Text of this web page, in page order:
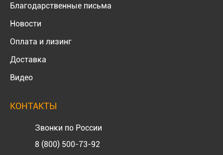
Благодарственные письма
Новости
Оплата и лизинг
Доставка
Видео
КОНТАКТЫ
Звонки по России
8 (800) 500-73-92